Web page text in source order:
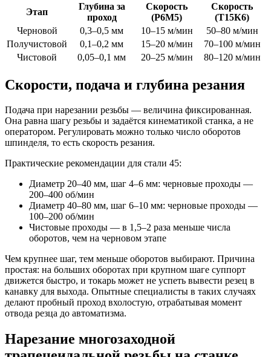
Этап
Глубина за
проход
Скорость
(Р6М5)
Скорость
(Т15К6)
Черновой
0,3–0,5 мм 10–15 м/мин
50–80 м/мин
Получистовой
0,1–0,2 мм 15–20 м/мин
70–100 м/мин
Чистовой
0,05–0,1 мм 20–25 м/мин 80–120 м/мин
Скорости, подача и глубина резания
Подача при нарезании резьбы — величина фиксированная.
Она равна шагу резьбы и задаётся кинематикой станка, а не
оператором. Регулировать можно только число оборотов
шпинделя, то есть скорость резания.
Практические рекомендации для стали 45:
Диаметр 20–40 мм, шаг 4–6 мм: черновые проходы —
200–400 об/мин
Диаметр 40–80 мм, шаг 6–10 мм: черновые проходы —
100–200 об/мин
Чистовые проходы — в 1,5–2 раза меньше числа
оборотов, чем на черновом этапе
Чем крупнее шаг, тем меньше оборотов выбирают. Причина
простая: на больших оборотах при крупном шаге суппорт
движется быстро, и токарь может не успеть вывести резец в
канавку для выхода. Опытные специалисты в таких случаях
делают пробный проход вхолостую, отрабатывая момент
отвода резца до автоматизма.
Нарезание многозаходной